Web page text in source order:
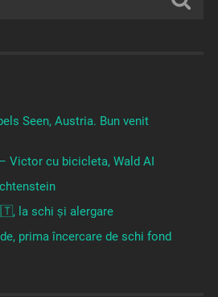
Seen, Austria. Bun venit
Victor cu bicicleta, Wald AI
la schi și alergare
prima încercare de schi fond